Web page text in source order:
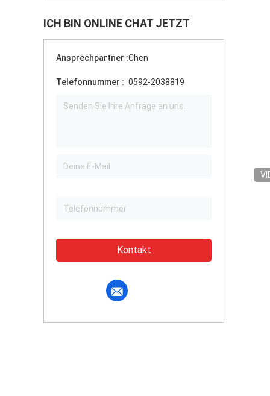
ICH BIN ONLINE CHAT JETZT
Ansprechpartner :Chen
Telefonnummer : 0592-2038819
Kontakt